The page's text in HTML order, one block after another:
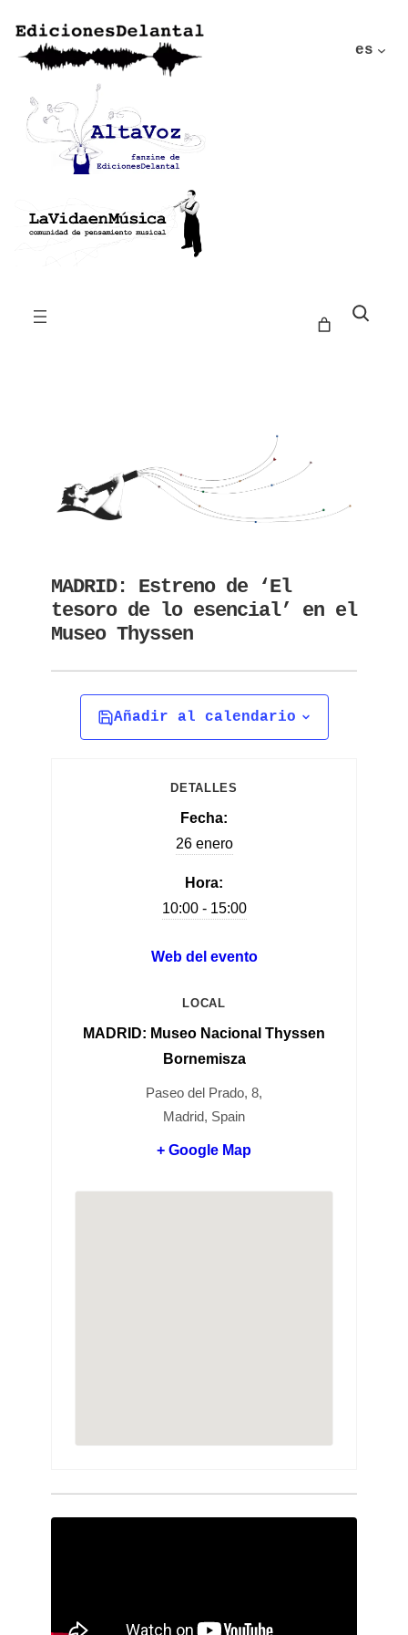
es
Buscar
MADRID: Estreno de ‘El
tesoro de lo esencial’ en el
Museo Thyssen
Añadir al calendario
DETALLES
Fecha:
26 enero
Hora:
10:00 - 15:00
Web del evento
LOCAL
MADRID: Museo Nacional Thyssen
Bornemisza
Paseo del Prado, 8,
Madrid, Spain
+ Google Map